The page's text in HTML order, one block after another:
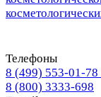
Телефоны
8 (499) 553-01-78
8 (800) 3333-698